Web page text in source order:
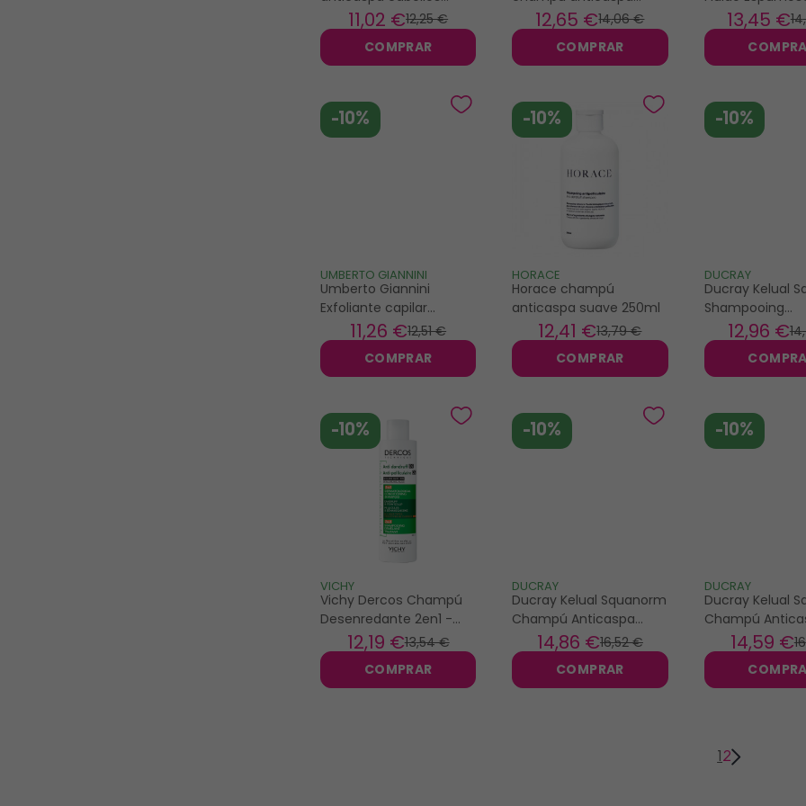
normales 200ml
12,25 €
11,02 €
COMPRAR
intensivo 125ml
14,06 €
12,65 €
COMPRAR
Anticaspa
14
13,45 €
-10%
UMBERTO GIANNINI
Umberto Giannini
Exfoliante capilar
tratamiento anticaspa
200gr
12,51 €
11,26 €
COMPRAR
-10%
HORACE
Horace champú
anticaspa suave 250ml
13,79 €
12,41 €
COMPRAR
-10%
DUCRAY
Ducray Kelual
Shampooing
rafraîchissant
pelliculaire
14
12,96 €
-10%
VICHY
Vichy Dercos Champú
Desenredante 2en1 -
200ml
13,54 €
12,19 €
COMPRAR
-10%
DUCRAY
Ducray Kelual Squanorm
Champú Anticaspa
Regulador Recambio
400ml
16,52 €
14,86 €
COMPRAR
-10%
DUCRAY
Ducray Kelual
Champú
Eco-Recharge16
14,59 €
2